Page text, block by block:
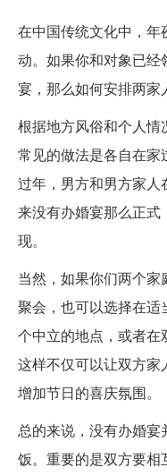
在中国传统文化中，
动。如果你和对象已
宴，那么如何安排两家
根据地方风俗和个人
常见的做法是各自在
过年，男方和男方家
来没有办婚宴那么正
现。
当然，如果你们两个
聚会，也可以选择在
个中立的地点，或者在
这样不仅可以让双方
增加节日的喜庆氛围。
总的来说，没有办婚
饭。重要的是双方要